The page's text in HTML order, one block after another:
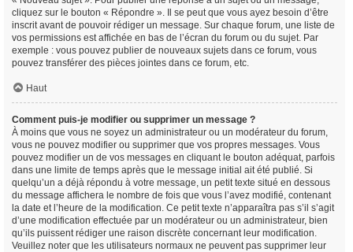
cliquez sur le bouton « Répondre ». Il se peut que vous ayez besoin d’être
inscrit avant de pouvoir rédiger un message. Sur chaque forum, une liste de
vos permissions est affichée en bas de l’écran du forum ou du sujet. Par
exemple : vous pouvez publier de nouveaux sujets dans ce forum, vous
pouvez transférer des pièces jointes dans ce forum, etc.
Haut
Comment puis-je modifier ou supprimer un message ?
À moins que vous ne soyez un administrateur ou un modérateur du forum,
vous ne pouvez modifier ou supprimer que vos propres messages. Vous
pouvez modifier un de vos messages en cliquant le bouton adéquat, parfois
dans une limite de temps après que le message initial ait été publié. Si
quelqu’un a déjà répondu à votre message, un petit texte situé en dessous
du message affichera le nombre de fois que vous l’avez modifié, contenant
la date et l’heure de la modification. Ce petit texte n’apparaîtra pas s’il s’agit
d’une modification effectuée par un modérateur ou un administrateur, bien
qu’ils puissent rédiger une raison discrète concernant leur modification.
Veuillez noter que les utilisateurs normaux ne peuvent pas supprimer leur